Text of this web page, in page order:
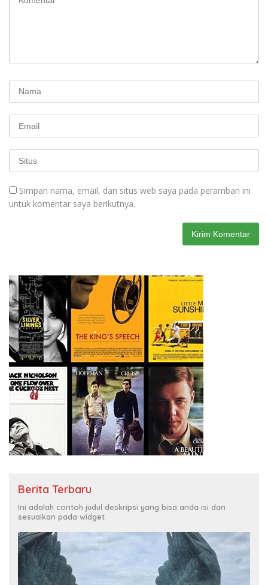
Simpan nama, email, dan situs web saya pada peramban ini
untuk komentar saya berikutnya.
Berita Terbaru
Ini adalah contoh judul deskripsi yang bisa anda isi dan
sesuaikan pada widget